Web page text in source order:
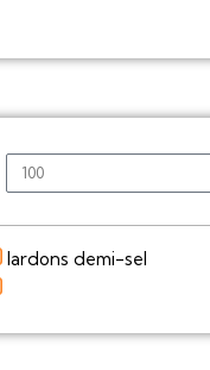
lardons demi-sel